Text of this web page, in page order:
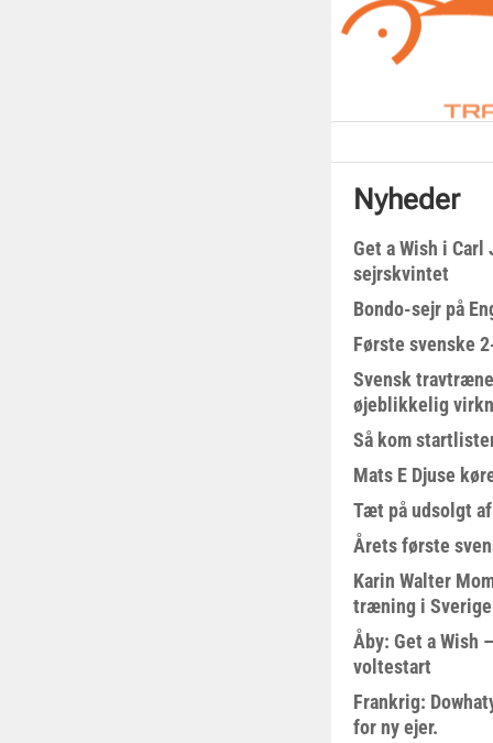
Nyheder
Get a Wish i Carl
sejrskvintet
Bondo-sejr på
Første svenske
Svensk
øjeblikkelig
Så kom
Mats E Djuse
Tæt på udsolgt
Årets første
Karin Walter
træning i Sverige
Åby: Get a Wish
voltestart
Frankrig:
for ny ejer.